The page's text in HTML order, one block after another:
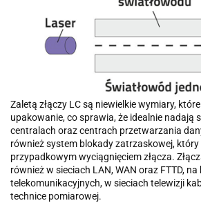
Zaletą złączy LC są niewielkie wymiary,
upakowanie, co sprawia, że idealnie nadają
centralach oraz centrach przetwarzania
również system blokady zatrzaskowej, który
przypadkowym wyciągnięciem złącza.
również w sieciach LAN, WAN oraz FTTD, na
telekomunikacyjnych, w sieciach telewizji
technice pomiarowej.